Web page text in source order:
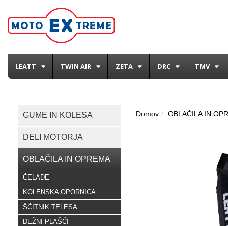
LEATT TWIN AIR ZETA DRC TMV
GUME IN KOLESA
DELI MOTORJA
OBLAČILA IN OPREMA
ČELADE
KOLENSKA OPORNICA
ŠČITNIK TELESA
DEŽNI PLAŠČI
Domov OBLAČILA IN